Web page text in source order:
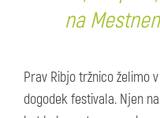
na
Prav Ribjo tržnico želimo
dogodek festivala. Njen